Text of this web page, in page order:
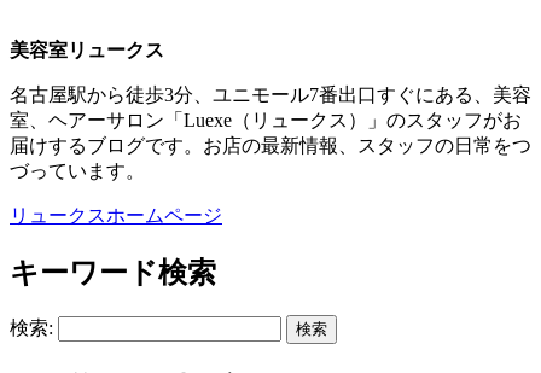
美容室リュークス
名古屋駅から徒歩3分、ユニモール7番出口すぐにある、美容
室、ヘアーサロン「Luexe（リュークス）」のスタッフがお
届けするブログです。お店の最新情報、スタッフの日常をつ
づっています。
リュークスホームページ
キーワード検索
検索: